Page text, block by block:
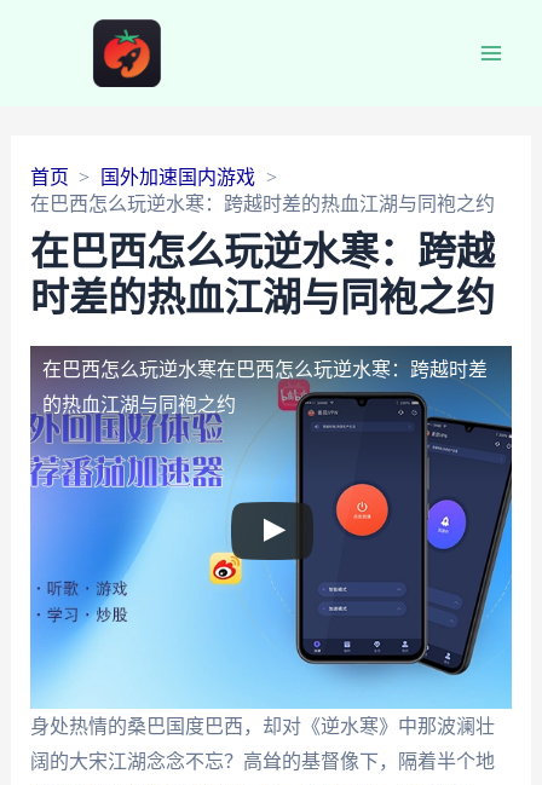
首页
国外加速国内游戏
在巴西怎么玩逆水寒：跨越时差的热血江湖与同袍之约
在巴西怎么玩逆水寒：跨越
时差的热血江湖与同袍之约
在巴西怎么玩逆水寒在巴西怎么玩逆水寒：跨越时差
的热血江湖与同袍之约
身处热情的桑巴国度巴西，却对《逆水寒》中那波澜壮
阔的大宋江湖念念不忘？高耸的基督像下，隔着半个地